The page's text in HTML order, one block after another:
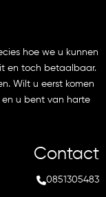
hoe we u kunnen
en toch betaalbaar.
Wilt u eerst komen
en u bent van harte
Contact
0851305483